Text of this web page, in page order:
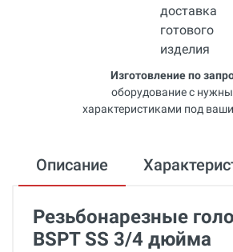
Изготовление по
оборудование с
характеристиками под
Описание
Резьбонарезные
BSPT SS 3/4 дюйма